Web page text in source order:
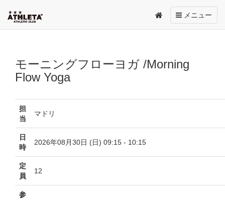
Toggle
navigation
メニュー
モーニングフローヨガ /Morning
Flow Yoga
担
当
マドリ
日
時
2026年08月30日 (日) 09:15 - 10:15
定
員
12
参